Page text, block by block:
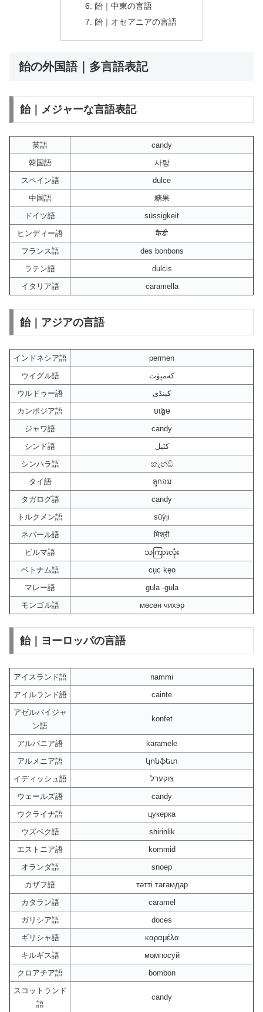
飴｜中東の言語
飴｜オセアニアの言語
飴の外国語｜多言語表記
飴｜メジャーな言語表記
英語
candy
韓国語
사탕
スペイン語
dulce
中国語
糖果
ドイツ語
süssigkeit
ヒンディー語
कैंडी
フランス語
des bonbons
ラテン語
dulcis
イタリア語
caramella
飴｜アジアの言語
インドネシア語
permen
ウイグル語
كەمپۈت
ウルドゥー語
کینڈی
カンボジア語
បង្អេម
ジャワ語
candy
シンド語
کٽيل
シンハラ語
කැන්ඩි
タイ語
ลูกอม
タガログ語
candy
トルクメン語
süýji
ネパール語
मिश्री
ビルマ語
သကြားလုံး
ベトナム語
cục kẹo
マレー語
gula -gula
モンゴル語
мөсөн чихэр
飴｜ヨーロッパの言語
アイスランド語
nammi
アイルランド語
cainte
アゼルバイジャ
ン語
konfet
アルバニア語
karamele
アルメニア語
կոնֆետ
イディッシュ語
צוקערל
ウェールズ語
candy
ウクライナ語
цукерка
ウズベク語
shirinlik
エストニア語
kommid
オランダ語
snoep
カザフ語
тәтті тағамдар
カタラン語
caramel
ガリシア語
doces
ギリシャ語
καραμέλα
キルギス語
момпосуй
クロアチア語
bombon
スコットランド
語
candy